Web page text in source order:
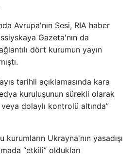
Avrupa'nın Sesi, RIA haber
Gazeta'nın da
dört kurumun yayın
tarihli açıklamasında kara
kuruluşunun sürekli olarak
dolaylı kontrolü altında”
kurumların Ukrayna'nın yasadışı
“etkili” oldukları